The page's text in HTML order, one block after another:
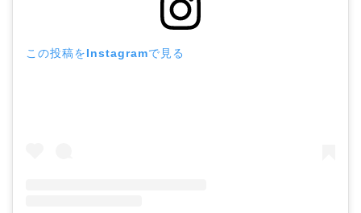
この投稿をInstagramで見る